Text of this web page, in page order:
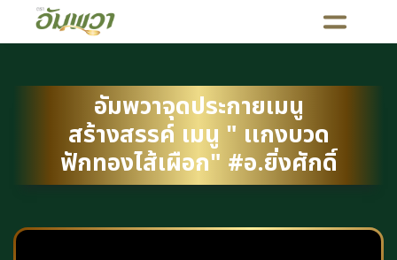
อัมพวาจุดประกายเมนู
สร้างสรรค์ เมนู " เเกงบวด
ฟักทองไส้เผือก" #อ.ยิ่งศักดิ์